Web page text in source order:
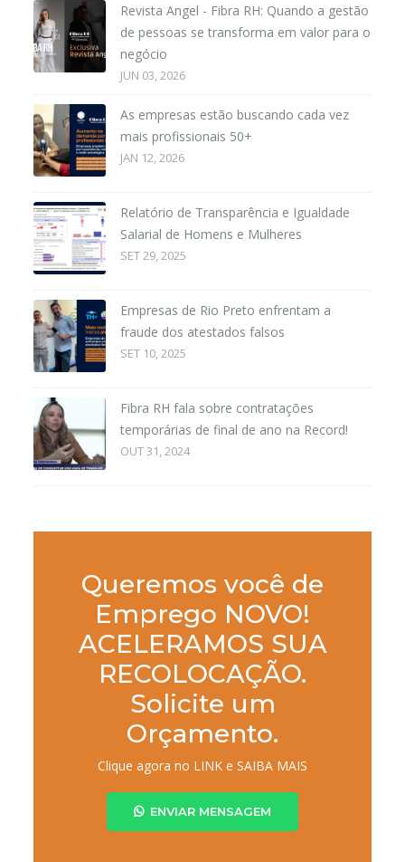
Revista Angel - Fibra RH: Quando a gestão
de pessoas se transforma em valor para o
negócio
JUN 03, 2026
As empresas estão buscando cada vez
mais profissionais 50+
JAN 12, 2026
Relatório de Transparência e Igualdade
Salarial de Homens e Mulheres
SET 29, 2025
Empresas de Rio Preto enfrentam a
fraude dos atestados falsos
SET 10, 2025
Fibra RH fala sobre contratações
temporárias de final de ano na Record!
OUT 31, 2024
Queremos você de
Emprego NOVO!
ACELERAMOS SUA
RECOLOCAÇÃO.
Solicite um
Orçamento.
Clique agora no LINK e SAIBA MAIS
ENVIAR MENSAGEM